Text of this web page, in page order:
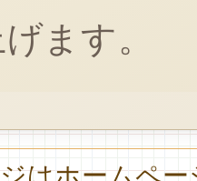
ます。